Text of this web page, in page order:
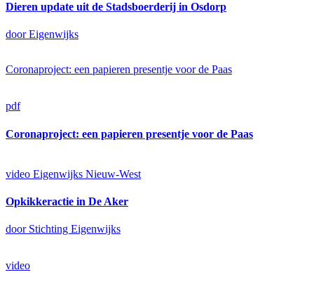
Dieren update uit de Stadsboerderij in Osdorp
door Eigenwijks
Coronaproject: een papieren presentje voor de Paas
pdf
Coronaproject: een papieren presentje voor de Paas
video Eigenwijks Nieuw-West
Opkikkeractie in De Aker
door Stichting Eigenwijks
video